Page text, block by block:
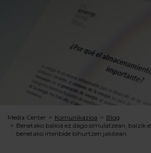
Media Center Komunikazioa
Blog
Benetako balioa ez dago simulatzean, baizik
benetako irtenbide bihurtzen jakitean.